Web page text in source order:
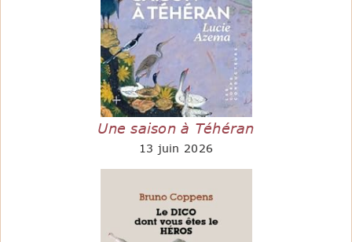
Une saison à Téhéran
13 juin 2026